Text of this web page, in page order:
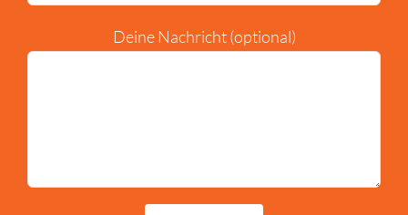
Deine Nachricht (optional)